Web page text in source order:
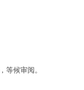
等候审阅。